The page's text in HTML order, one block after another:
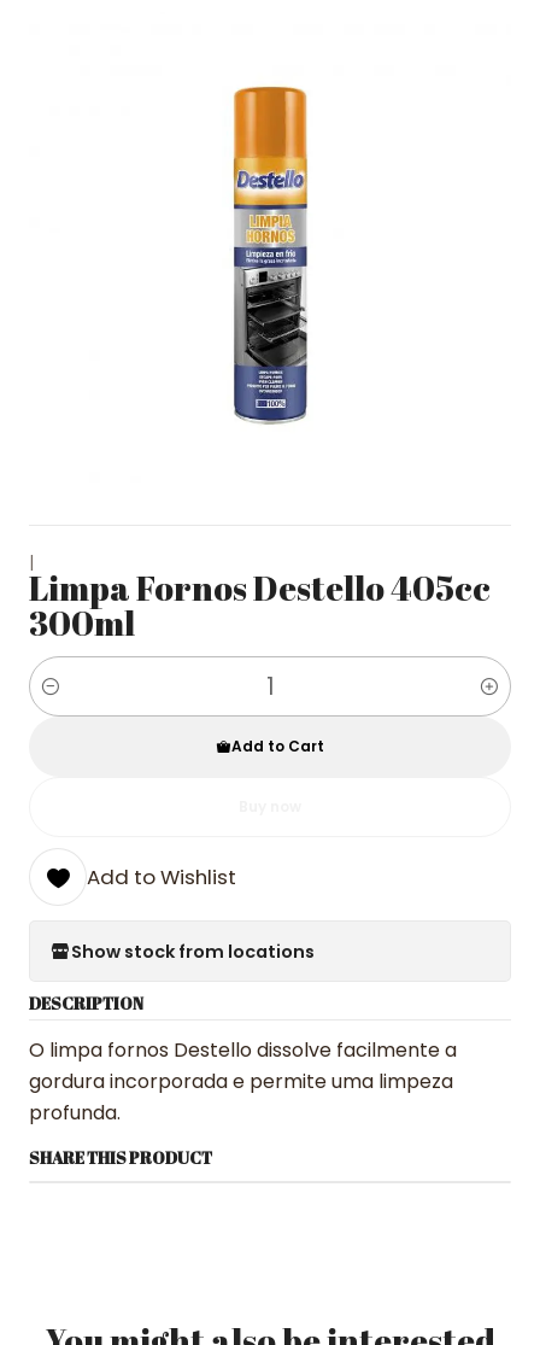
|
Limpa Fornos Destello 405cc
300ml
Quantity
Add to Cart
Add to Wishlist
Show stock from locations
DESCRIPTION
O limpa fornos Destello dissolve facilmente a
gordura incorporada e permite uma limpeza
profunda.
SHARE THIS PRODUCT